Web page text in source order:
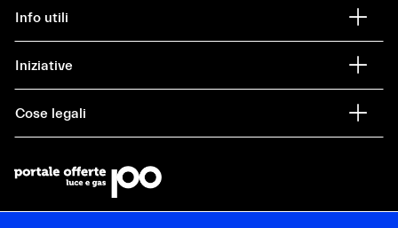
Info utili
Iniziative
Cose legali